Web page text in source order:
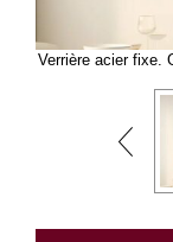
Verrière acier fixe.